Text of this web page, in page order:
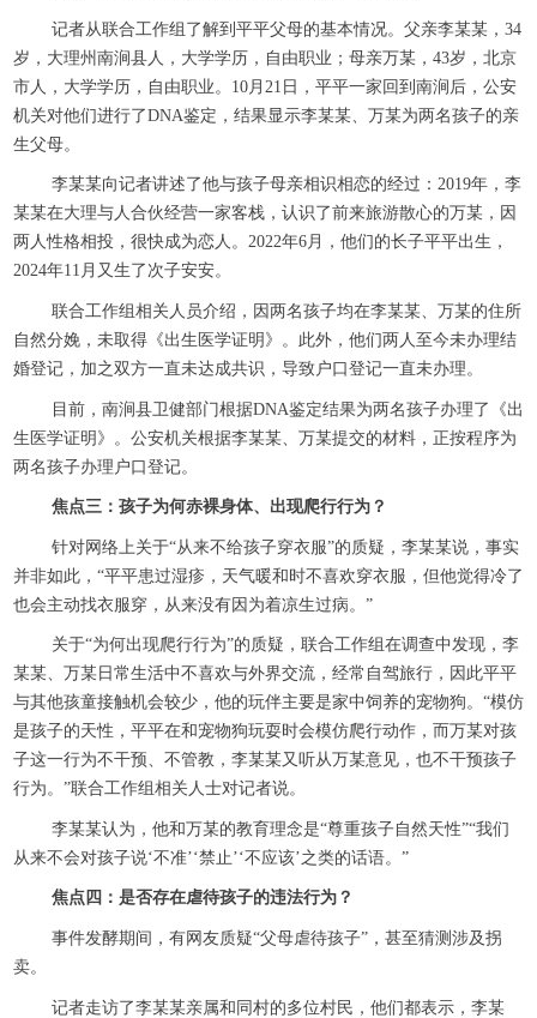
记者从联合工作组了解到平平父母的基本情况。父亲李某某，34
岁，大理州南涧县人，大学学历，自由职业；母亲万某，43岁，北京
市人，大学学历，自由职业。10月21日，平平一家回到南涧后，公安
机关对他们进行了DNA鉴定，结果显示李某某、万某为两名孩子的亲
生父母。
李某某向记者讲述了他与孩子母亲相识相恋的经过：2019年，李
某某在大理与人合伙经营一家客栈，认识了前来旅游散心的万某，因
两人性格相投，很快成为恋人。2022年6月，他们的长子平平出生，
2024年11月又生了次子安安。
联合工作组相关人员介绍，因两名孩子均在李某某、万某的住所
自然分娩，未取得《出生医学证明》。此外，他们两人至今未办理结
婚登记，加之双方一直未达成共识，导致户口登记一直未办理。
目前，南涧县卫健部门根据DNA鉴定结果为两名孩子办理了《出
生医学证明》。公安机关根据李某某、万某提交的材料，正按程序为
两名孩子办理户口登记。
焦点三：孩子为何赤裸身体、出现爬行行为？
针对网络上关于“从来不给孩子穿衣服”的质疑，李某某说，事实
并非如此，“平平患过湿疹，天气暖和时不喜欢穿衣服，但他觉得冷了
也会主动找衣服穿，从来没有因为着凉生过病。”
关于“为何出现爬行行为”的质疑，联合工作组在调查中发现，李
某某、万某日常生活中不喜欢与外界交流，经常自驾旅行，因此平平
与其他孩童接触机会较少，他的玩伴主要是家中饲养的宠物狗。“模仿
是孩子的天性，平平在和宠物狗玩耍时会模仿爬行动作，而万某对孩
子这一行为不干预、不管教，李某某又听从万某意见，也不干预孩子
行为。”联合工作组相关人士对记者说。
李某某认为，他和万某的教育理念是“尊重孩子自然天性”“我们
从来不会对孩子说‘不准’‘禁止’‘不应该’之类的话语。”
焦点四：是否存在虐待孩子的违法行为？
事件发酵期间，有网友质疑“父母虐待孩子”，甚至猜测涉及拐
卖。
记者走访了李某某亲属和同村的多位村民，他们都表示，李某